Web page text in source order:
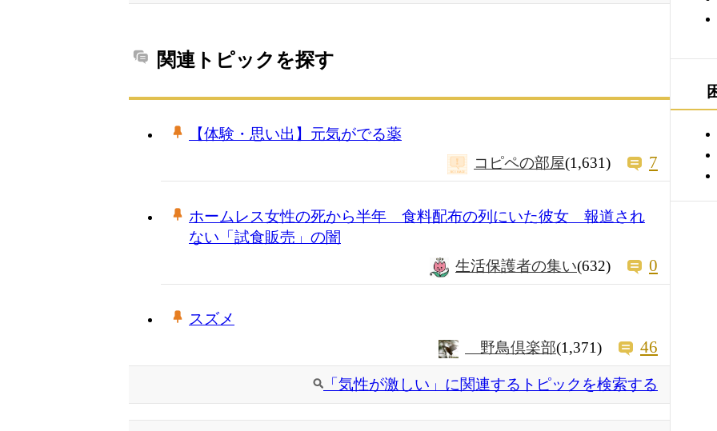
関連トピックを探す
【体験・思い出】元気がでる薬
コピペの部屋(1,631) 7
ホームレス女性の死から半年 食料配布の列にいた彼女 報道され
ない「試食販売」の闇
生活保護者の集い(632) 0
スズメ
野鳥倶楽部(1,371) 46
「気性が激しい」に関連するトピックを検索する